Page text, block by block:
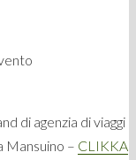
di agenzia di viaggi
– CLIKKA